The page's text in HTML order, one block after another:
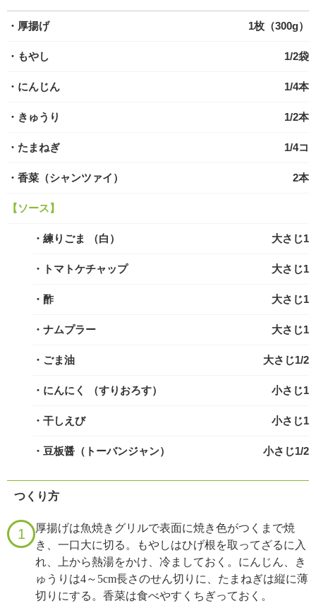
・厚揚げ 1枚（300g）
・もやし 1/2袋
・にんじん 1/4本
・きゅうり 1/2本
・たまねぎ 1/4コ
・香菜（シャンツァイ） 2本
【ソース】
・練りごま （白） 大さじ1
・トマトケチャップ 大さじ1
・酢 大さじ1
・ナムプラー 大さじ1
・ごま油 大さじ1/2
・にんにく （すりおろす） 小さじ1
・干しえび 小さじ1
・豆板醤（トーバンジャン） 小さじ1/2
つくり方
1
厚揚げは魚焼きグリルで表面に焼き色がつくまで焼
き、一口大に切る。もやしはひげ根を取ってざるに入
れ、上から熱湯をかけ、冷ましておく。にんじん、き
ゅうりは4～5cm長さのせん切りに、たまねぎは縦に薄
切りにする。香菜は食べやすくちぎっておく。